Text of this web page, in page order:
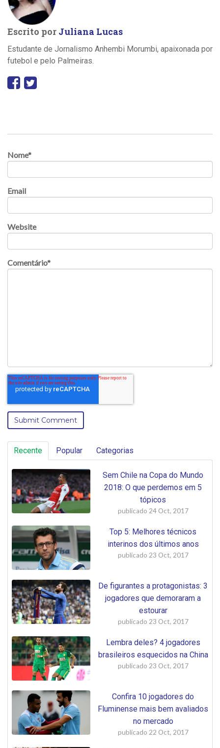
Escrito por Juliana Lucas
Estudante de Jornalismo Anhembi Morumbi, apaixonada por
futebol e pelo Palmeiras.
Nome*
Email
Website
Comentário*
Recente Popular Categorias
Sem Chile na Copa do Mundo
2018: O que perdemos em 5
tópicos
publicado 24 Oct, 2017
Top 5: Melhores técnicos
interinos dos últimos anos
publicado 23 Oct, 2017
De figurantes a protagonistas: 3
jogadores que demoraram a
estourar
publicado 23 Oct, 2017
Lembra deles? 4 jogadores
brasileiros esquecidos na China
publicado 23 Oct, 2017
Confira 10 jogadores do
Fluminense mais bem avaliados
no mercado
publicado 22 Oct, 2017